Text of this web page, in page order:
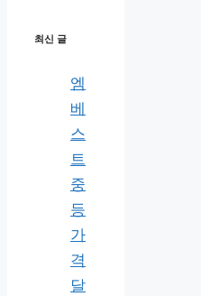
최신 글
엠
베
스
트
중
등
가
격
달